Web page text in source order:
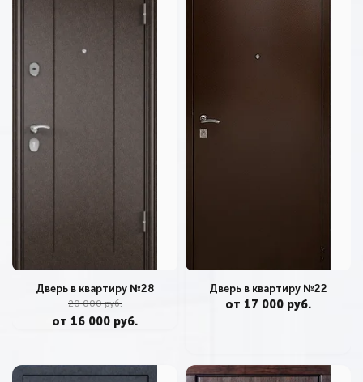
Дверь в квартиру №28
20 000 руб.
от 16 000 руб.
Дверь в квартиру №22
от 17 000 руб.